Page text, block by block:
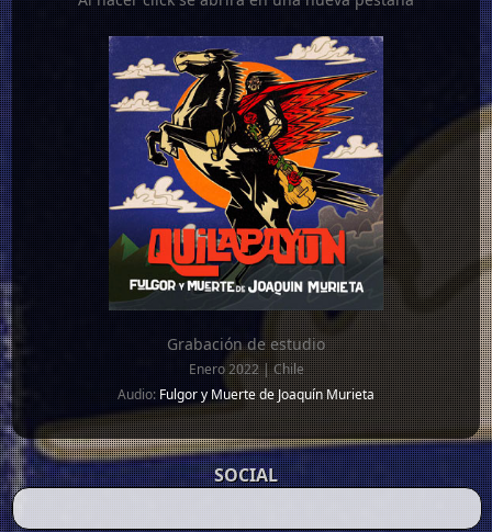
Grabación de estudio
Enero 2022 | Chile
Audio:Fulgor y Muerte de Joaquín Murieta
SOCIAL